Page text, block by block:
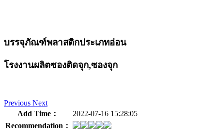
บรรจุภัณฑ์พลาสติกประเภทอ่อน
โรงงานผลิตซองติดจุก,ซองจุก
Previous Next
Add Time：
2022-07-16 15:28:05
Recommendation：